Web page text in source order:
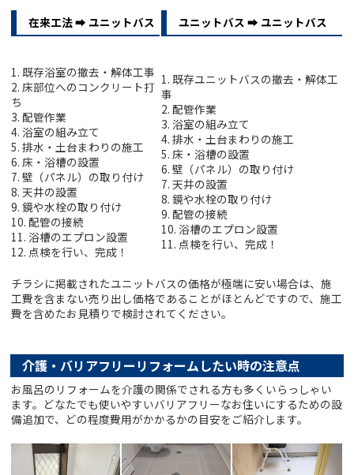
在来工法 ➡ ユニットバス ユニットバス ➡ ユニットバス
1. 既存浴室の撤去・解体工事
2. 床部位へのコンクリート打
ち
3. 配管作業
4. 浴室の組み立て
5. 排水・土台まわりの施工
6. 床・浴槽の設置
7. 壁（パネル）の取り付け
8. 天井の設置
9. 鏡や水栓の取り付け
10. 配管の接続
11. 浴槽のエプロン設置
12. 点検を行い、完成！
1. 既存ユニットバスの撤去・解体工
事
2. 配管作業
3. 浴室の組み立て
4. 排水・土台まわりの施工
5. 床・浴槽の設置
6. 壁（パネル）の取り付け
7. 天井の設置
8. 鏡や水栓の取り付け
9. 配管の接続
10. 浴槽のエプロン設置
11. 点検を行い、完成！
チラシに掲載されたユニットバスの価格が極端に安い場合は、施
工費を含まない売り出し価格であることがほとんどですので、施工
費を含めたお見積りで検討されてください。
介護・バリアフリーリフォームしたい時の注意点
お風呂のリフォームを介護の関係でされる方も多くいらっしゃい
ます。どなたでも使いやすいバリアフリーなお住いにするための設
備追加で、どの程度費用がかかるかの目安をご紹介します。